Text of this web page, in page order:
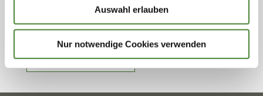
Auswahl erlauben
Nur notwendige Cookies verwenden
Ihnen kompetent und einfühlsam zur Seite. Jetzt
Termin vereinbaren!
TERMIN BUCHEN